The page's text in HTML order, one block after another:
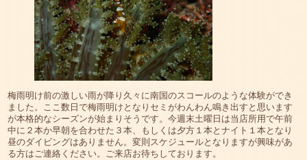
梅雨明け前の激しい雨が降り久々に南国のスコールのような体験ができ
ました。ここ数日で梅雨明けとなりセミがわんわん鳴き出すと思います
が本格的なシーズンが始まりそうです。今週末土曜日は当店所用で午前
中に２本か早朝を合わせた３本、もしくは夕方１本とナイト１本となり
昼のダイビングはありません。変則スケジュールとなりますが興味があ
る方はご連絡ください。ご来店お待ちしております。